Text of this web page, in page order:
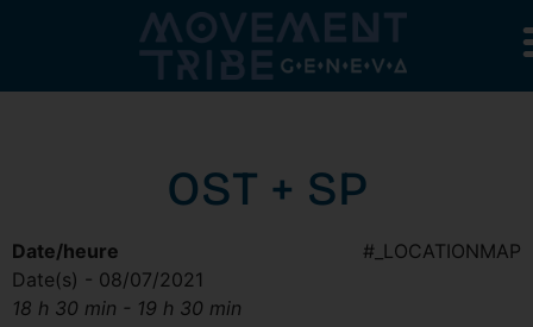
OST + SP
#_LOCATIONMAP
Date/heure
Date(s) - 08/07/2021
18 h 30 min - 19 h 30 min